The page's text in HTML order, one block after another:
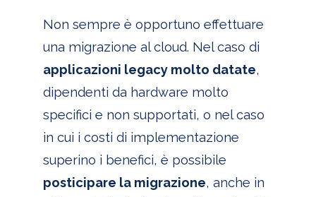
Non sempre è opportuno effettuare
una migrazione al cloud. Nel caso di
applicazioni legacy molto datate,
dipendenti da hardware molto
specifici e non supportati, o nel caso
in cui i costi di implementazione
superino i benefici, è possibile
posticipare la migrazione, anche in